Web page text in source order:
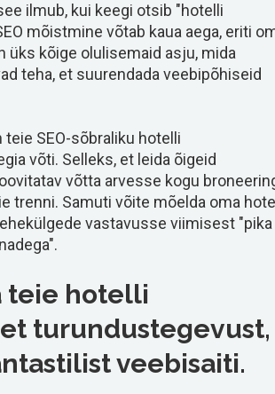
ilmub, kui keegi otsib "hotelli
mõistmine võtab kaua aega, eriti
üks kõige olulisemaid asju, mida
teha, et suurendada veebipõhiseid
SEO-sõbraliku hotelli
võti. Selleks, et leida õigeid
võtta arvesse kogu
trenni. Samuti võite mõelda oma
vastavusse viimisest "pika
teie hotelli
turundustegevust,
veebisaiti.